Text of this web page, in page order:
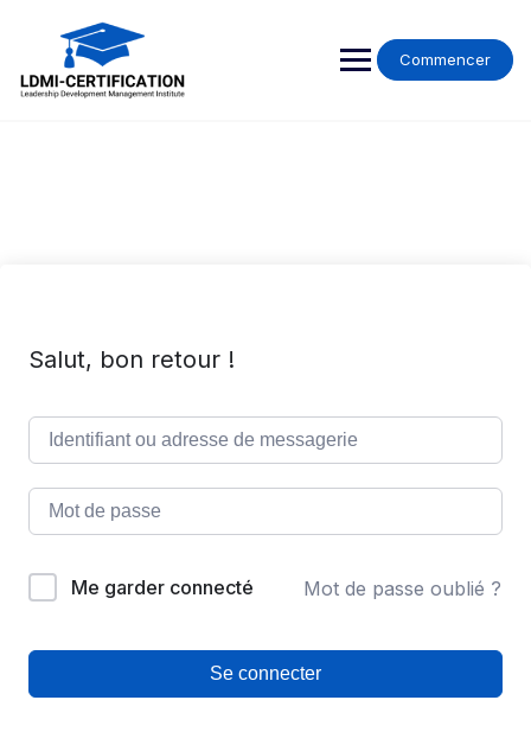
Commencer
Salut, bon retour !
Me garder connecté Mot de passe oublié ?
Se connecter